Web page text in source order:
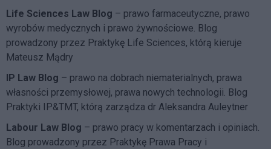
Life Sciences Law Blog – prawo farmaceutyczne, prawo
wyrobów medycznych i prawo żywnościowe. Blog
prowadzony przez Praktykę Life Sciences, którą kieruje
Mateusz Mądry
IP Law Blog – prawo na dobrach niematerialnych, prawa
własności przemysłowej, prawa nowych technologii. Blog
Praktyki IP&TMT, którą zarządza dr Aleksandra Auleytner
Labour Law Blog – prawo pracy w komentarzach i opiniach.
Blog prowadzony przez Praktykę Prawa Pracy i